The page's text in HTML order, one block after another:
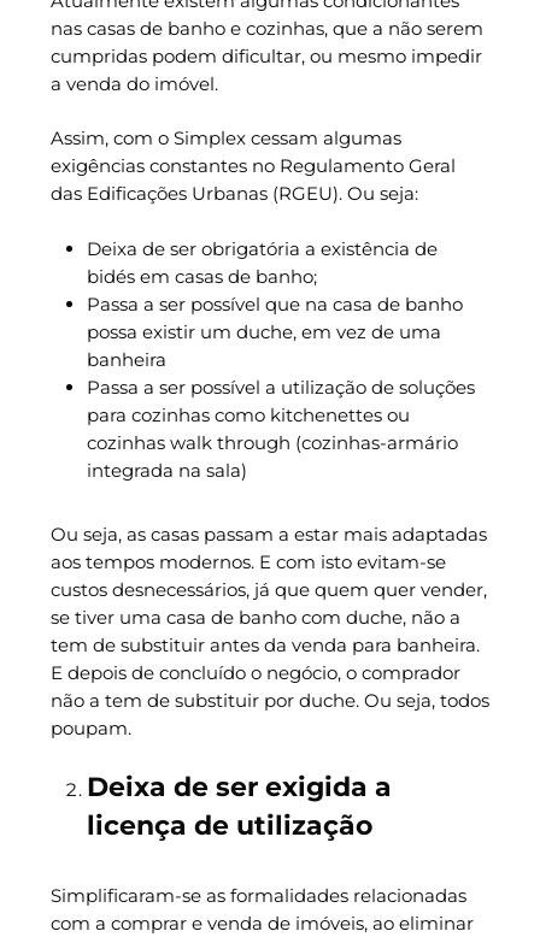
nas casas de banho e cozinhas, que a não serem
cumpridas podem dificultar, ou mesmo impedir
a venda do imóvel.
Assim, com o Simplex cessam algumas
exigências constantes no Regulamento Geral
das Edificações Urbanas (RGEU). Ou seja:
Deixa de ser obrigatória a existência de
bidés em casas de banho;
Passa a ser possível que na casa de banho
possa existir um duche, em vez de uma
banheira
Passa a ser possível a utilização de soluções
para cozinhas como kitchenettes ou
cozinhas walk through (cozinhas-armário
integrada na sala)
Ou seja, as casas passam a estar mais adaptadas
aos tempos modernos. E com isto evitam-se
custos desnecessários, já que quem quer vender,
se tiver uma casa de banho com duche, não a
tem de substituir antes da venda para banheira.
E depois de concluído o negócio, o comprador
não a tem de substituir por duche. Ou seja, todos
poupam.
Deixa de ser exigida a
licença de utilização
Simplificaram-se as formalidades relacionadas
com a comprar e venda de imóveis, ao eliminar